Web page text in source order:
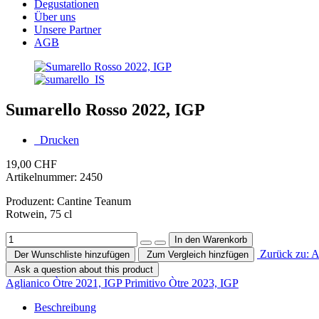
Degustationen
Über uns
Unsere Partner
AGB
Sumarello Rosso 2022, IGP
Drucken
19,00 CHF
Artikelnummer: 2450
Produzent: Cantine Teanum
Rotwein, 75 cl
Der Wunschliste hinzufügen Zum Vergleich hinzfügen Zurück zu:
Ask a question about this product
Aglianico Òtre 2021, IGP Primitivo Òtre 2023, IGP
Beschreibung